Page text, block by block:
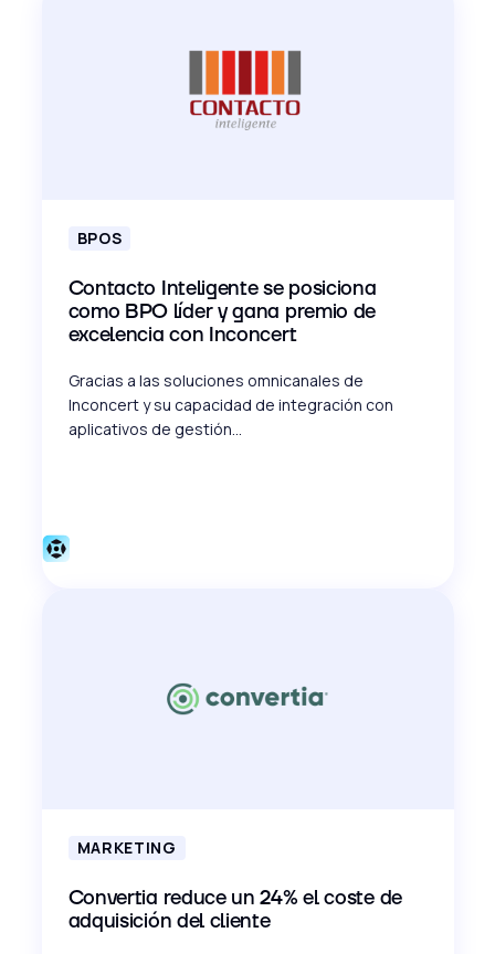
BPOS
Contacto Inteligente se posiciona
como BPO líder y gana premio de
excelencia con Inconcert
Gracias a las soluciones omnicanales de
Inconcert y su capacidad de integración con
aplicativos de gestión...
MARKETING
Convertia reduce un 24% el coste de
adquisición del cliente